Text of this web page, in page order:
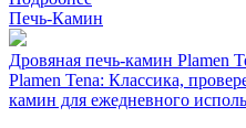
Печь-Камин
Дровяная печь-камин Plamen
Plamen Tena: Классика,
камин для ежедневного